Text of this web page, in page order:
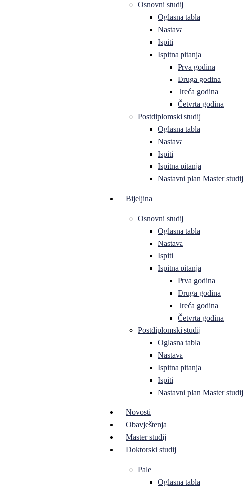
Osnovni studij
Oglasna tabla
Nastava
Ispiti
Ispitna pitanja
Prva godina
Druga godina
Treća godina
Četvrta godina
Postdiplomski studij
Oglasna tabla
Nastava
Ispiti
Ispitna pitanja
Nastavni plan Master studij
Bijeljina
Osnovni studij
Oglasna tabla
Nastava
Ispiti
Ispitna pitanja
Prva godina
Druga godina
Treća godina
Četvrta godina
Postdiplomski studij
Oglasna tabla
Nastava
Ispitna pitanja
Ispiti
Nastavni plan Master studij
Novosti
Obavještenja
Master studij
Doktorski studij
Pale
Oglasna tabla